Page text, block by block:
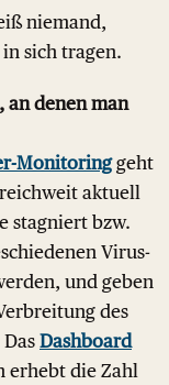
niemand,
sich tragen.
an denen man
Monitoringgeht
aktuell
stagniert bzw.
Virus-
und geben
des
Dashboard
erhebt die Zahl